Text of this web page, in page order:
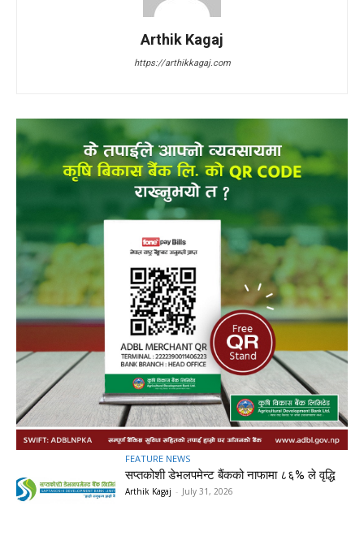
Arthik Kagaj
https://arthikkagaj.com
FEATURE NEWS
सप्तकोशी डेभलपमेन्ट बैंकको नाफामा ८६% ले वृद्धि
Arthik Kagaj - July 31, 2026